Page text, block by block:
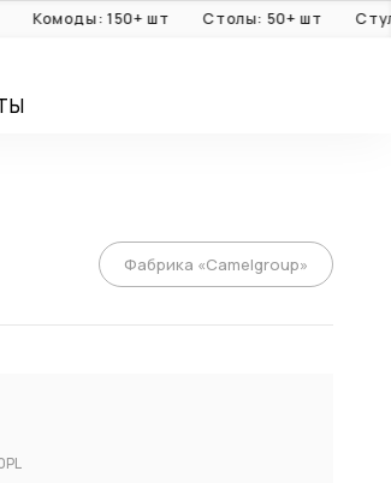
150+ шт Столы: 50+ шт Стулья:
Фабрика «Camelgroup»